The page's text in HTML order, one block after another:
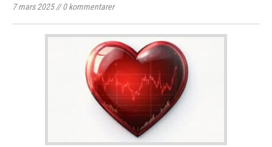
7 mars 2025//0kommentarer